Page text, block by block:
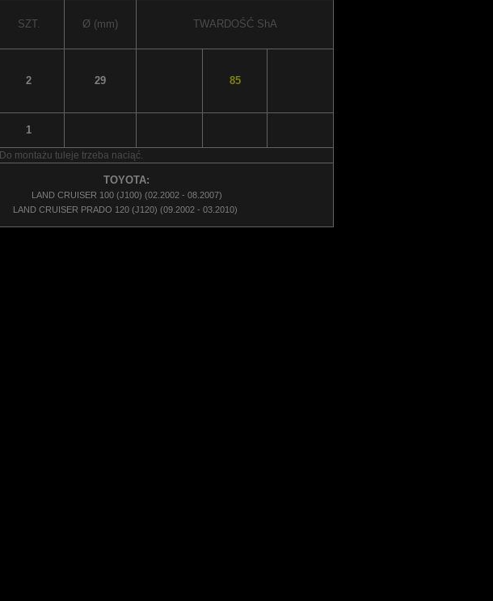
SZT. Ø (mm) TWARDOŚĆ ShA
2 29 85
1
Do montażu tuleje trzeba naciąć.
TOYOTA:
LAND CRUISER 100 (J100) (02.2002 - 08.2007)
LAND CRUISER PRADO 120 (J120) (09.2002 - 03.2010)